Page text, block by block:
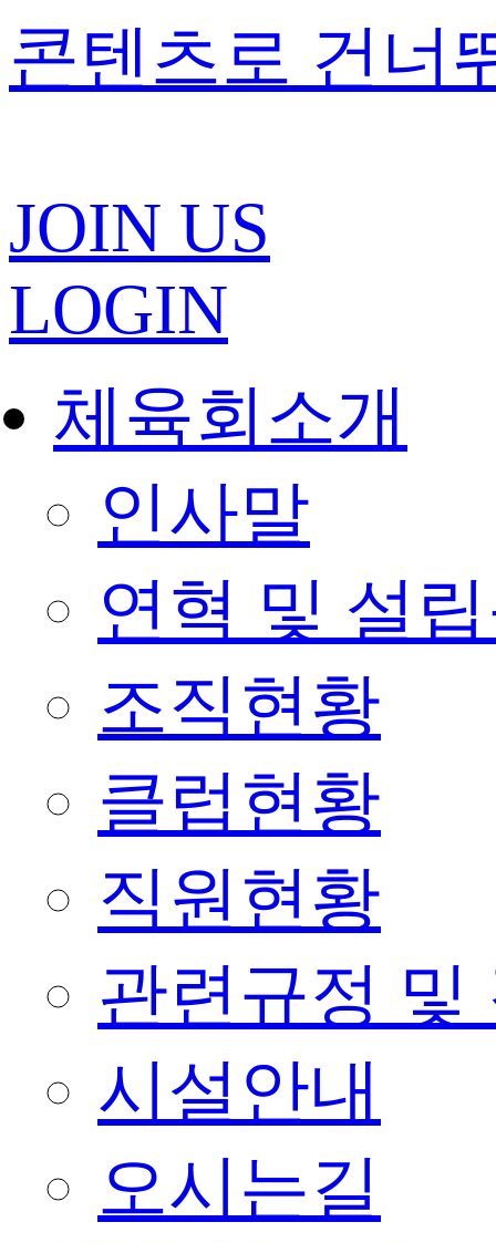
콘텐츠로 건너
JOIN US
LOGIN
체육회소개
인사말
연혁 및 설
조직현황
클럽현황
직원현황
관련규정 및
시설안내
오시는길